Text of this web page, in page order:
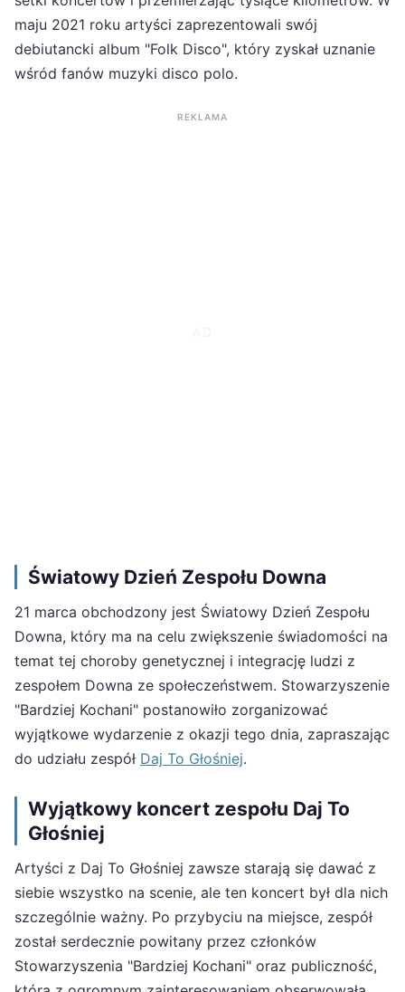
maju 2021 roku artyści zaprezentowali swój
debiutancki album "Folk Disco", który zyskał uznanie
wśród fanów muzyki disco polo.
REKLAMA
Światowy Dzień Zespołu Downa
21 marca obchodzony jest Światowy Dzień Zespołu
Downa, który ma na celu zwiększenie świadomości na
temat tej choroby genetycznej i integrację ludzi z
zespołem Downa ze społeczeństwem. Stowarzyszenie
"Bardziej Kochani" postanowiło zorganizować
wyjątkowe wydarzenie z okazji tego dnia, zapraszając
do udziału zespół Daj To Głośniej.
Wyjątkowy koncert zespołu Daj To
Głośniej
Artyści z Daj To Głośniej zawsze starają się dawać z
siebie wszystko na scenie, ale ten koncert był dla nich
szczególnie ważny. Po przybyciu na miejsce, zespół
został serdecznie powitany przez członków
Stowarzyszenia "Bardziej Kochani" oraz publiczność,